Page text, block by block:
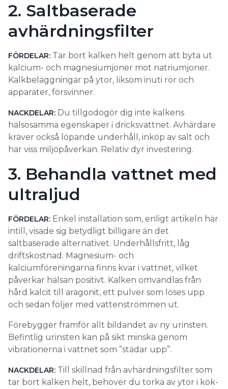
2. Saltbaserade
avhärdningsfilter
FÖRDELAR: Tar bort kalken helt genom att byta ut
kalcium- och magnesiumjoner mot natriumjoner.
Kalkbeläggningar på ytor, liksom inuti rör och
apparater, försvinner.
NACKDELAR: Du tillgodogör dig inte kalkens
hälsosamma egenskaper i dricksvattnet. Avhärdare
kräver också löpande underhåll, inköp av salt och
har viss miljöpåverkan. Relativ dyr investering.
3. Behandla vattnet med
ultraljud
FÖRDELAR: Enkel installation som, enligt artikeln här
intill, visade sig betydligt billigare än det
saltbaserade alternativet. Underhållsfritt, låg
driftskostnad. Magnesium- och
kalciumföreningarna finns kvar i vattnet, vilket
påverkar hälsan positivt. Kalken omvandlas från
hård kalcit till aragonit, ett pulver som löses upp
och sedan följer med vattenströmmen ut.
Förebygger framför allt bildandet av ny urinsten.
Befintlig urinsten kan på sikt minska genom
vibrationerna i vattnet som ”städar upp”.
NACKDELAR: Till skillnad från avhärdningsfilter som
tar bort kalken helt, behöver du torka av ytor i kök-